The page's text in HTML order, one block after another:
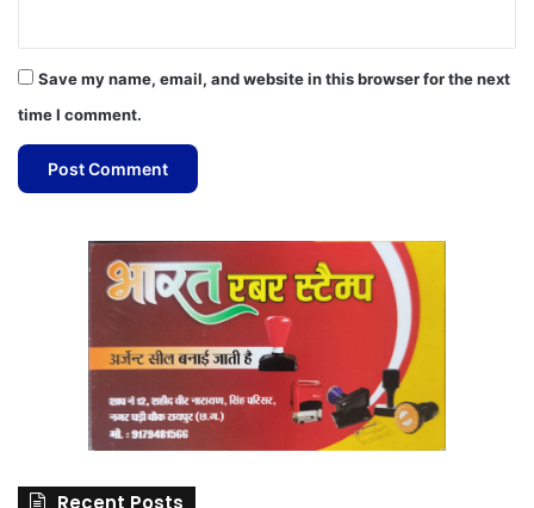
Save my name, email, and website in this browser for the next
time I comment.
Recent Posts